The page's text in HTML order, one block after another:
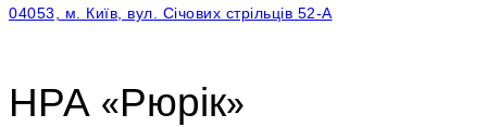
04053, м. Київ, вул. Січових стрільців 52-А
НРА «Рюрік»